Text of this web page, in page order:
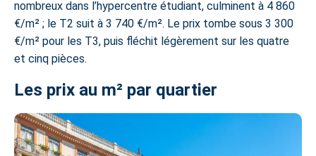
nombreux dans l’hypercentre étudiant, culminent à 4 860
€/m² ; le T2 suit à 3 740 €/m². Le prix tombe sous 3 300
€/m² pour les T3, puis fléchit légèrement sur les quatre
et cinq pièces.
Les prix au m² par quartier